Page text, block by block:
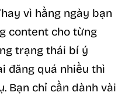
vì hằng ngày bạn
content cho từng
trạng thái bí ý
đăng quá nhiều thì
Bạn chỉ cần dành vài